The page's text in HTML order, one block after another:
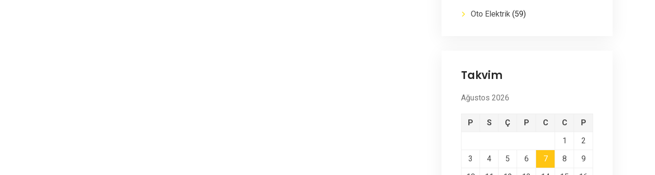
Oto Elektrik (59)
Takvim
Ağustos 2026
P S Ç P C C
P
1
2
3
4 5 6 7 8
9